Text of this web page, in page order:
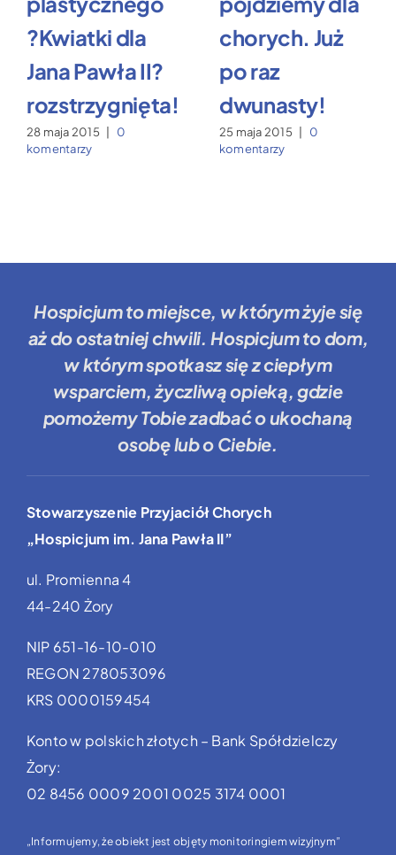
?Kwiatki dla
Jana Pawła II?
rozstrzygnięta!
28 maja 2015
0
komentarzy
chorych. Już
po raz
dwunasty!
25 maja 2015
0
komentarzy
Hospicjum to miejsce, w którym żyje się
aż do ostatniej chwili. Hospicjum to dom,
w którym spotkasz się z ciepłym
wsparciem, życzliwą opieką, gdzie
pomożemy Tobiezadbać o ukochaną
osobę lub o Ciebie.
Stowarzyszenie Przyjaciół Chorych
„Hospicjum im. Jana Pawła II”
ul. Promienna 4
44-240 Żory
NIP 651-16-10-010
REGON 278053096
KRS 0000159454
Konto w polskich złotych – Bank Spółdzielczy
Żory:
02 8456 0009 2001 0025 3174 0001
„Informujemy, że obiekt jest objęty monitoringiem wizyjnym”